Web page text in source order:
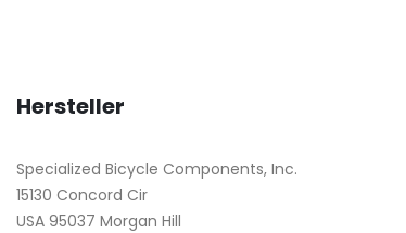
Hersteller
Specialized Bicycle Components, Inc.
15130 Concord Cir
USA 95037 Morgan Hill